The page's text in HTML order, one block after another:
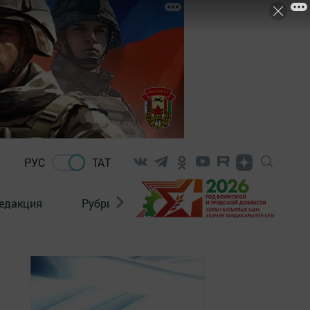
РУС ТАТ
Рубрикалар